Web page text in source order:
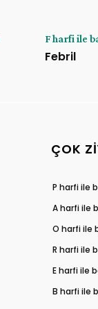
F harfi ile
Febril
ÇOK
P harfi ile
A harfi ile
O harfi ile
R harfi ile
E harfi ile
B harfi ile